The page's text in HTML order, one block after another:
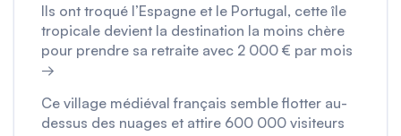
Ils ont troqué l’Espagne et le Portugal, cette île
tropicale devient la destination la moins chère
pour prendre sa retraite avec 2 000 € par mois
→
Ce village médiéval français semble flotter au-
dessus des nuages et attire 600 000 visiteurs